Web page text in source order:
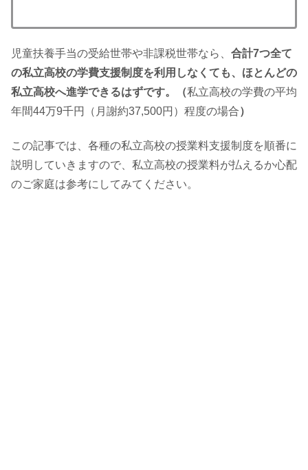
児童扶養手当の受給世帯や非課税世帯なら、 合計7つ全て
の私立高校の学費支援制度を利用しなくても、ほとんどの
私立高校へ進学できるはずです。（私立高校の学費の平均
年間44万9千円（月謝約37,500円）程度の場合）
この記事では、各種の私立高校の授業料支援制度を順番に
説明していきますので、私立高校の授業料が払えるか心配
のご家庭は参考にしてみてください。